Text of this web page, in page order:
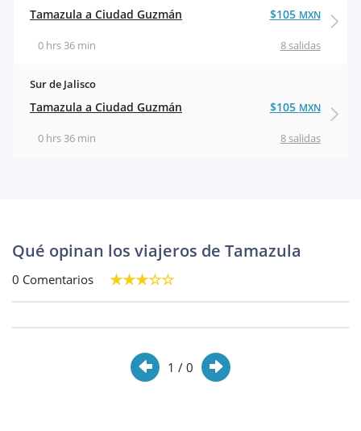
Tamazula a Ciudad Guzmán
8 salidas
0 hrs 36 min
$105 MXN
Sur de Jalisco
Tamazula a Ciudad Guzmán
8 salidas
0 hrs 36 min
$105 MXN
Qué opinan los viajeros de Tamazula
0 Comentarios
1 / 0